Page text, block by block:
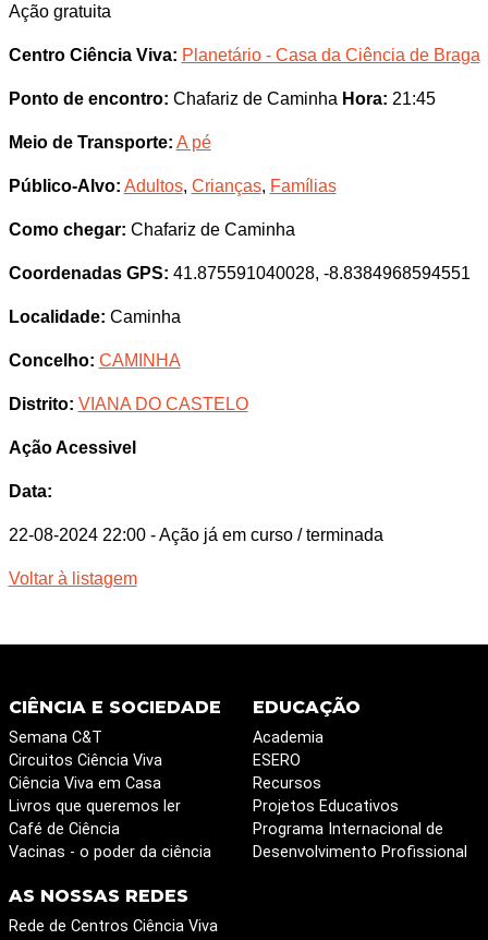
Ação gratuita
Centro Ciência Viva: Planetário - Casa da Ciência de Braga
Ponto de encontro: Chafariz de Caminha Hora: 21:45
Meio de Transporte: A pé
Público-Alvo: Adultos, Crianças, Famílias
Como chegar: Chafariz de Caminha
Coordenadas GPS: 41.875591040028, -8.8384968594551
Localidade: Caminha
Concelho: CAMINHA
Distrito: VIANA DO CASTELO
Ação Acessivel
Data:
22-08-2024 22:00 - Ação já em curso / terminada
Voltar à listagem
CIÊNCIA E SOCIEDADE
Semana C&T
Circuitos Ciência Viva
Ciência Viva em Casa
Livros que queremos ler
Café de Ciência
Vacinas - o poder da ciência
EDUCAÇÃO
Academia
ESERO
Recursos
Projetos Educativos
Programa Internacional de
Desenvolvimento Profissional
AS NOSSAS REDES
Rede de Centros Ciência Viva